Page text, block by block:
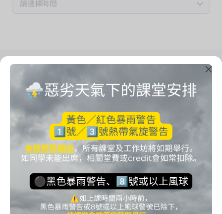
請選擇時間
Imrama Yoga Studio
把心思留給自己
Start your imrama here.
聯絡方法
電話: 65125032
電郵: imramastudio@gmail.com
地址: 九龍灣宏開道19號健力工業大廈8樓814室